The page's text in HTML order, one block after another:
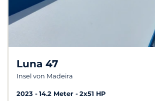
Luna 47
Insel von Madeira
2023 14.2 Meter
2x51 HP